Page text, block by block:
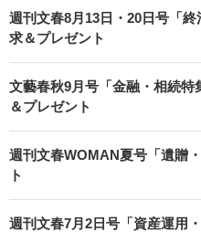
週刊文春8月13日・20日号「
求＆プレゼント
文藝春秋9月号「金融・相続
＆プレゼント
週刊文春WOMAN夏号「遺贈
ト
週刊文春7月2日号「資産運用